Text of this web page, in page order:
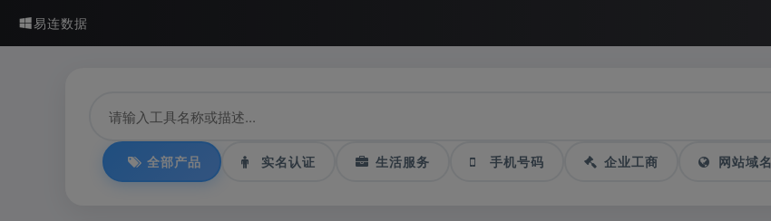
易连数据
全部产品 实名认证 生活服务 手机号码 企业工商 网站域名